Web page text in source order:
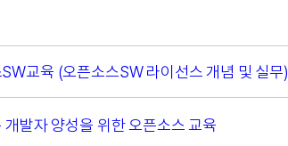
교육 (오픈소스SW 라이선스 개념 및 실무)
발자 양성을 위한 오픈소스 교육